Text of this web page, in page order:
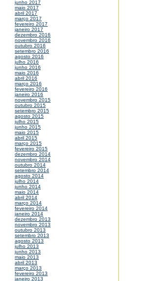
junho 2017
maio 2017
abril 2017
março 2017
fevereiro 2017
janeiro 2017
dezembro 2016
novembro 2016
outubro 2016
setembro 2016
agosto 2016
julho 2016
junho 2016
maio 2016
abril 2016
março 2016
fevereiro 2016
janeiro 2016
novembro 2015
outubro 2015
setembro 2015
agosto 2015
julho 2015
junho 2015
maio 2015
abril 2015
março 2015
fevereiro 2015
dezembro 2014
novembro 2014
outubro 2014
setembro 2014
agosto 2014
julho 2014
junho 2014
maio 2014
abril 2014
março 2014
fevereiro 2014
janeiro 2014
dezembro 2013
novembro 2013
outubro 2013
setembro 2013
agosto 2013
julho 2013
junho 2013
maio 2013
abril 2013
março 2013
fevereiro 2013
janeiro 2013